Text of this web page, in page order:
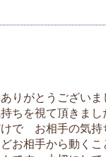
りがとうございま
ちを視て頂きまし
で お相手の気持
お相手から動くこ